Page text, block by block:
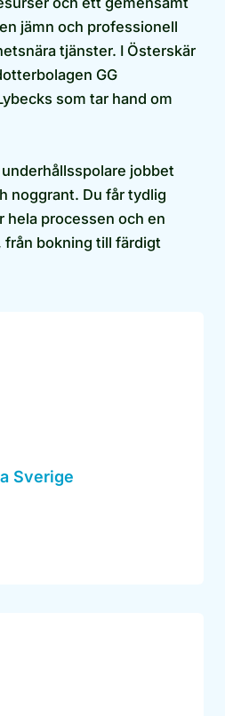
jämn och professionell
tjänster. I Österskär
GG
som tar hand om
jobbet
noggrant. Du får tydlig
hela processen och en
från bokning till färdigt
Sverige